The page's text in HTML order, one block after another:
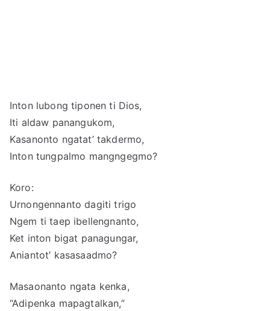
Inton lubong tiponen ti Dios,
Iti aldaw panangukom,
Kasanonto ngatat’ takdermo,
Inton tungpalmo mangngegmo?
Koro:
Urnongennanto dagiti trigo
Ngem ti taep ibellengnanto,
Ket inton bigat panagungar,
Aniantot’ kasasaadmo?
Masaonanto ngata kenka,
“Adipenka mapagtalkan,”